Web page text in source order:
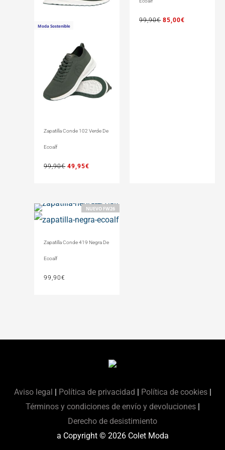
Moda Sostenible
Zapatilla Conde 102 Verde De
Ecoalf
99,90€ 49,95€
99,90€ 85,00€
NUEVO FW26
Zapatilla Conde 419 Negra De
Ecoalf
99,90€
Aviso legal | Política de privacidad | Política de cookies|
Términos y condiciones de envío y devoluciones|
Derecho de desistimiento
a Copyright © 2026 Colet Moda